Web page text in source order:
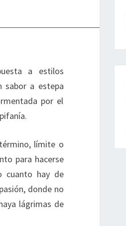
a estilos
sabor a estepa
por el
límite o
para hacerse
cuanto hay de
donde no
lágrimas de